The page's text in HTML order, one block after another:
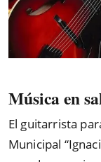
Música en
El guitarrista
Municipal